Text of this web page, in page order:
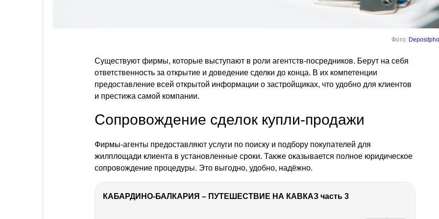
Фото:
Существуют фирмы, которые выступают в роли агентств-посредников. Берут на себя
ответственность за открытие и доведение сделки до конца. В их компетенции
предоставление всей открытой информации о застройщиках, что удобно для клиентов
и престижа самой компании.
Сопровождение сделок купли-продажи
Фирмы-агенты предоставляют услуги по поиску и подбору покупателей для
жилплощади клиента в установленные сроки. Также оказывается полное юридическое
сопровождение процедуры. Это выгодно, удобно, надёжно.
КАБАРДИНО-БАЛКАРИЯ – ПУТЕШЕСТВИЕ НА КАВКАЗ часть 3